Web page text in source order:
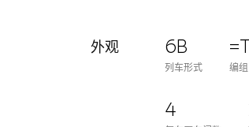
外观 6B
列车形式 编组
4